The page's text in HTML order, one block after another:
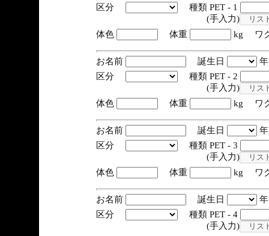
区分
種類 PET - 1
(手入力)
体色
体重 kg ワ
お名前 誕生日
区分
種類 PET - 2
(手入力)
体色
体重 kg ワ
お名前 誕生日
区分
種類 PET - 3
(手入力)
体色
体重 kg ワ
お名前 誕生日
区分
種類 PET - 4
(手入力)